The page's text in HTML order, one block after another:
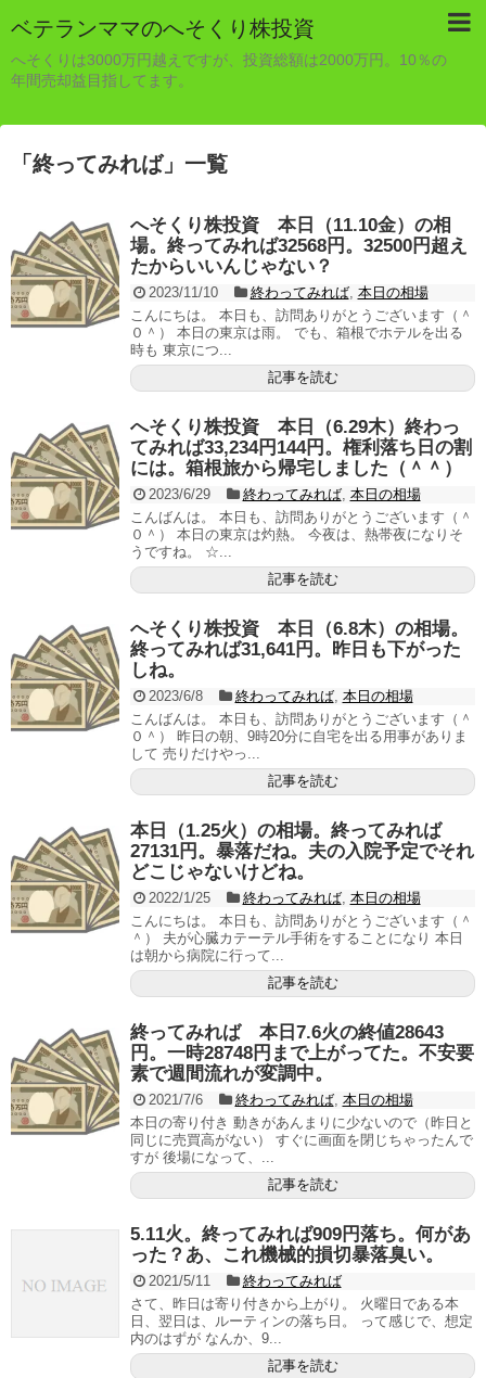
ベテランママのへそくり株投資
へそくりは3000万円越えですが、投資総額は2000万円。10％の
年間売却益目指してます。
「 終ってみれば」 一覧
へそくり株投資 本日（11.10金）の相
場。終ってみれば32568円。32500円超え
たからいいんじゃない？
2023/11/10 終わってみれば, 本日の相場
こんにちは。 本日も、訪問ありがとうございます（＾
０＾） 本日の東京は雨。 でも、箱根でホテルを出る
時も 東京につ...
記事を読む
へそくり株投資 本日（6.29木）終わっ
てみれば33,234円144円。権利落ち日の割
には。箱根旅から帰宅しました（＾＾）
2023/6/29 終わってみれば, 本日の相場
こんばんは。 本日も、訪問ありがとうございます（＾
０＾） 本日の東京は灼熱。 今夜は、熱帯夜になりそ
うですね。 ☆...
記事を読む
へそくり株投資 本日（6.8木）の相場。
終ってみれば31,641円。昨日も下がった
しね。
2023/6/8 終わってみれば, 本日の相場
こんばんは。 本日も、訪問ありがとうございます（＾
０＾） 昨日の朝、9時20分に自宅を出る用事がありま
して 売りだけやっ...
記事を読む
本日（1.25火）の相場。終ってみれば
27131円。暴落だね。夫の入院予定でそれ
どこじゃないけどね。
2022/1/25 終わってみれば, 本日の相場
こんにちは。 本日も、訪問ありがとうございます（＾
＾） 夫が心臓カテーテル手術をすることになり 本日
は朝から病院に行って...
記事を読む
終ってみれば 本日7.6火の終値28643
円。一時28748円まで上がってた。不安要
素で週間流れが変調中。
2021/7/6 終わってみれば, 本日の相場
本日の寄り付き 動きがあんまりに少ないので（昨日と
同じに売買高がない） すぐに画面を閉じちゃったんで
すが 後場になって、...
記事を読む
5.11火。終ってみれば909円落ち。何があ
った？あ、これ機械的損切暴落臭い。
2021/5/11
終わってみれば
さて、昨日は寄り付きから上がり。 火曜日である本
日、翌日は、ルーティンの落ち日。 って感じで、想定
内のはずが なんか、9...
記事を読む